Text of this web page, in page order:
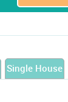
Single House